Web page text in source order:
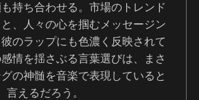
持ち合わせる。市場のトレンド
、人々の心を掴むメッセージン
のラップにも色濃く反映されて
情を揺さぶる言葉選びは、まさ
の神髄を音楽で表現していると
言えるだろう。